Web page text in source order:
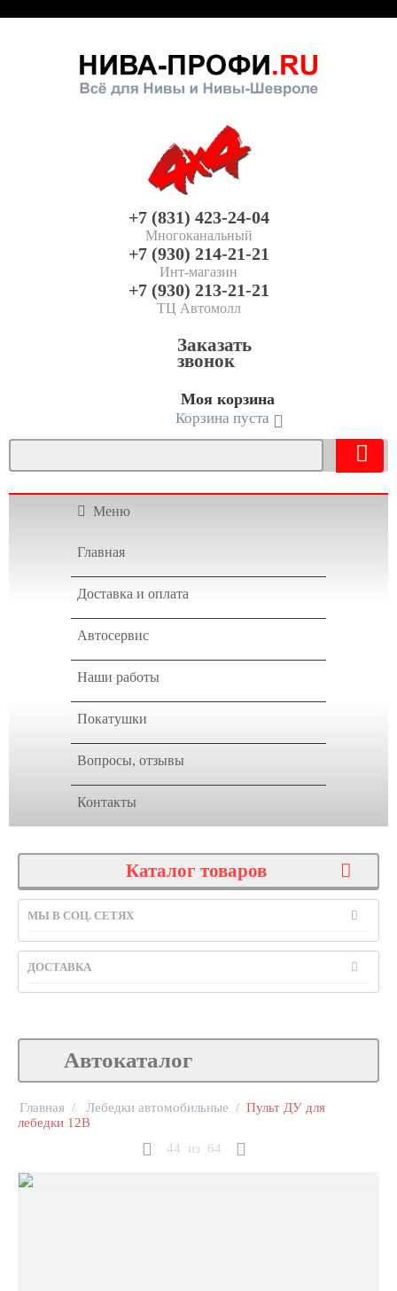
+7 (831) 423-24-04
Многоканальный
+7 (930) 214-21-21
Инт-магазин
+7 (930) 213-21-21
ТЦ Автомолл
Заказать
звонок
Моя корзина
Корзина пуста
Меню
Главная
Доставка и оплата
Автосервис
Наши работы
Покатушки
Вопросы, отзывы
Контакты
Каталог товаров
МЫ В СОЦ. СЕТЯХ
ДОСТАВКА
Автокаталог
Главная / Лебедки автомобильные / Пульт ДУ для
лебедки 12В
44
из 64